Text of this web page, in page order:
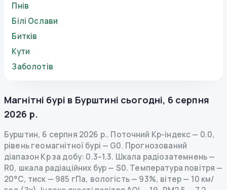
Пнів
Білі Ослави
Битків
Кути
Заболотів
Магнітні бурі в Бурштині сьогодні, 6 серпня
2026 р.
Бурштин, 6 серпня 2026 р.. Поточний Kp-індекс— 0.0,
рівень геомагнітної бурі — G0. Прогнозований
діапазон Kp за добу: 0.3–1.3. Шкала радіозатемнень—
R0, шкала радіаційних бур— S0. Температура повітря —
20°C, тиск — 985 гПа, вологість — 93%, вітер — 10 км/